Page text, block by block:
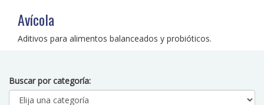
Avícola
Aditivos para alimentos balanceados y probióticos.
Buscar por categoría: